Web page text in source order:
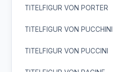
TITELFIGUR VON PORTER
TITELFIGUR VON PUCCHINI
TITELFIGUR VON PUCCINI